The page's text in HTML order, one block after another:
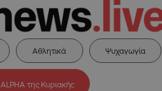
Αθλητικά Ψυχαγωγία
ALPHA της Κυριακής